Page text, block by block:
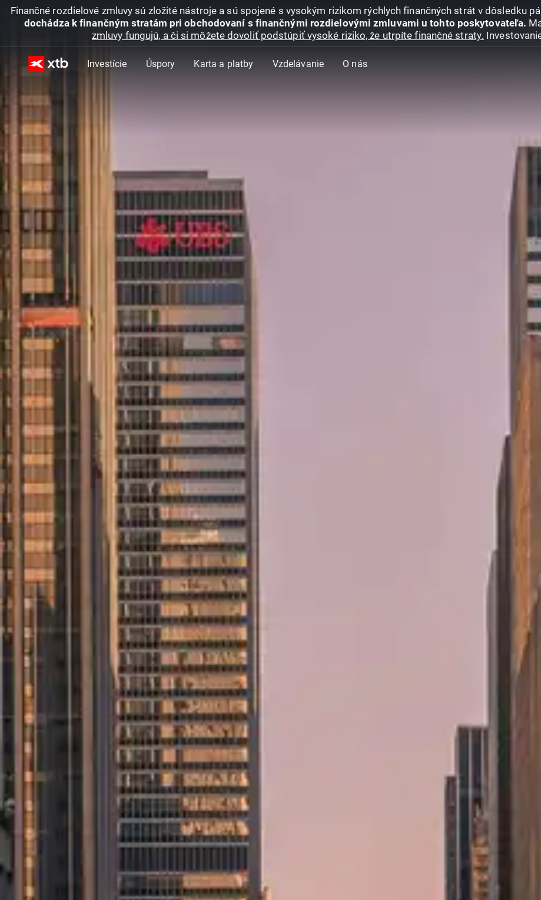
Finančné rozdielové zmluvy sú zložité nástroje a sú spojené s vysokým rizikom rýchlych finančných strát v dôsledku
dochádza k finančným stratám pri obchodovaní s finančnými rozdielovými zmluvami u tohto poskytovateľa.
zmluvy fungujú, a či si môžete dovoliť podstúpiť vysoké riziko, že utrpíte finančné straty.
Investície Úspory Karta a platby Vzdelávanie O nás